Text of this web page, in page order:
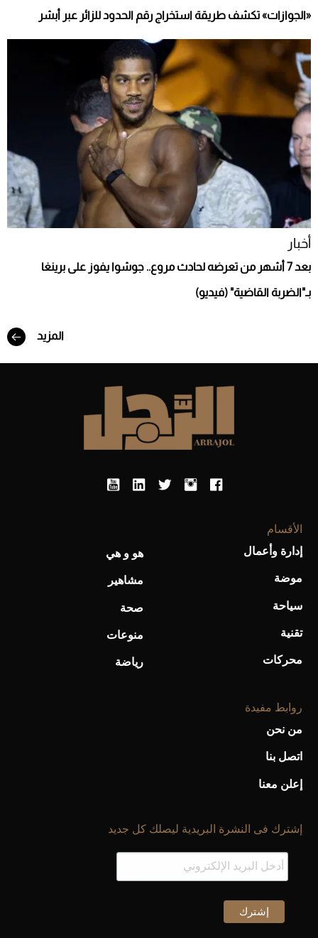
«الجوازات» تكشف طريقة استخراج رقم الحدود للزائر عبر أبشر
أخبار
بعد 7 أشهر من تعرضه لحادث مروع.. جوشوا يفوز على برينغا
بـ"الضربة القاضية" (فيديو)
المزيد
الأقسام
إدارة وأعمال
موضة
سياحة
تقنية
محركات
هو و هي
مشاهير
صحة
منوعات
رياضة
روابط مفيدة
من نحن
اتصل بنا
إعلن معنا
إشترك فى النشرة البريدية ليصلك كل جديد